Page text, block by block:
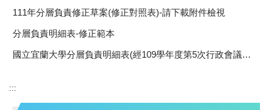
111年分層負責修正草案(修正對照表)-請下載附件檢視
分層負責明細表-修正範本
國立宜蘭大學分層負責明細表(經109學年度第5次行政會議審議通過)
:::